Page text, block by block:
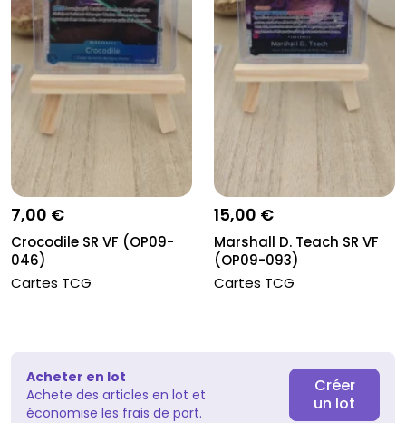
7,00 €
Crocodile SR VF (OP09-
046)
Cartes TCG
15,00 €
Marshall D. Teach SR VF
(OP09-093)
Cartes TCG
Acheter en lot
Achete des articles en lot et
économise les frais de port.
Créer
un lot